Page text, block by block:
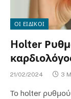
ΟΙ ΕΙΔΙΚΟΙ
Holter
21/02/2024 3
Το holter